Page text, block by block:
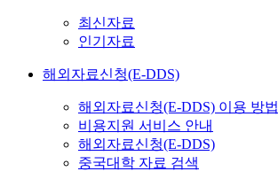
최신자료
인기자료
해외자료신청(E-DDS)
해외자료신청(E-DDS) 이용 방법
비용지원 서비스 안내
해외자료신청(E-DDS)
중국대학 자료 검색